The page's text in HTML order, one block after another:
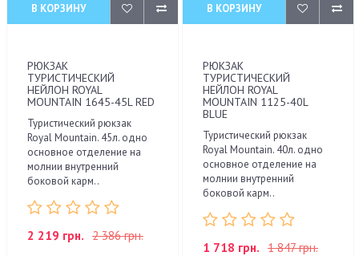
В КОРЗИНУ
РЮКЗАК
ТУРИСТИЧЕСКИЙ
НЕЙЛОН ROYAL
MOUNTAIN 1645-45L RED
Туристический рюкзак
Royal Mountain. 45л. одно
основное отделение на
молнии внутренний
боковой карм..
2 219 грн. 2 386 грн.
В КОРЗИНУ
РЮКЗАК
ТУРИСТИЧЕСКИЙ
НЕЙЛОН ROYAL
MOUNTAIN 1125-40L
BLUE
Туристический рюкзак
Royal Mountain. 40л. одно
основное отделение на
молнии внутренний
боковой карм..
1 718 грн. 1 847 грн.